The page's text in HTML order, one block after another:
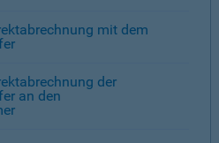
mit dem
der
an den